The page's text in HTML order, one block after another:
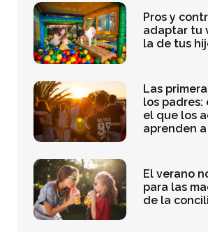
Pros y
adaptar tu
la de tus
Las
los padres:
el que los
aprenden
El verano
para las
de la